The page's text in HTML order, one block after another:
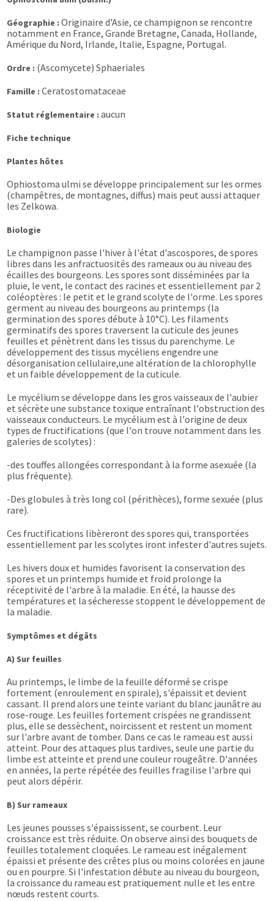
Géographie :Originaire d'Asie, ce champignon se rencontre
notamment en France, Grande Bretagne, Canada, Hollande,
Amérique du Nord, Irlande, Italie, Espagne, Portugal.
Ordre : (Ascomycete) Sphaeriales
Famille : Ceratostomataceae
Statut réglementaire : aucun
Fiche technique
Plantes hôtes
Ophiostoma ulmi se développe principalement sur les ormes
(champêtres, de montagnes, diffus) mais peut aussi attaquer
les Zelkowa.
Biologie
Le champignon passe l'hiver à l'état d'ascospores, de spores
libres dans les anfractuosités des rameaux ou au niveau des
écailles des bourgeons. Les spores sont disséminées par la
pluie, le vent, le contact des racines et essentiellement par 2
coléoptères : le petit et le grand scolyte de l'orme. Les spores
germent au niveau des bourgeons au printemps (la
germination des spores débute à 10°C). Les filaments
germinatifs des spores traversent la cuticule des jeunes
feuilles et pénètrent dans les tissus du parenchyme. Le
développement des tissus mycéliens engendre une
désorganisation cellulaire,une altération de la chlorophylle
et un faible développement de la cuticule.
Le mycélium se développe dans les gros vaisseaux de l'aubier
et sécrète une substance toxique entraînant l'obstruction des
vaisseaux conducteurs. Le mycélium est à l'origine de deux
types de fructifications (que l'on trouve notamment dans les
galeries de scolytes) :
-des touffes allongées correspondant à la forme asexuée (la
plus fréquente).
-Des globules à très long col (périthèces), forme sexuée (plus
rare).
Ces fructifications libèreront des spores qui, transportées
essentiellement par les scolytes iront infester d'autres sujets.
Les hivers doux et humides favorisent la conservation des
spores et un printemps humide et froid prolonge la
réceptivité de l'arbre à la maladie. En été, la hausse des
températures et la sécheresse stoppent le développement de
la maladie.
Symptômes et dégâts
A) Sur feuilles
Au printemps, le limbe de la feuille déformé se crispe
fortement (enroulement en spirale), s'épaissit et devient
cassant. Il prend alors une teinte variant du blanc jaunâtre au
rose-rouge. Les feuilles fortement crispées ne grandissent
plus, elle se dessèchent, noircissent et restent un moment
sur l'arbre avant de tomber. Dans ce cas le rameau est aussi
atteint. Pour des attaques plus tardives, seule une partie du
limbe est atteinte et prend une couleur rougeâtre. D'années
en années, la perte répétée des feuilles fragilise l'arbre qui
peut alors dépérir.
B) Sur rameaux
Les jeunes pousses s'épaississent, se courbent. Leur
croissance est très réduite. On observe ainsi des bouquets de
feuilles totalement cloquées. Le rameau est inégalement
épaissi et présente des crêtes plus ou moins colorées en jaune
ou en pourpre. Si l'infestation débute au niveau du bourgeon,
la croissance du rameau est pratiquement nulle et les entre
nœuds restent courts.